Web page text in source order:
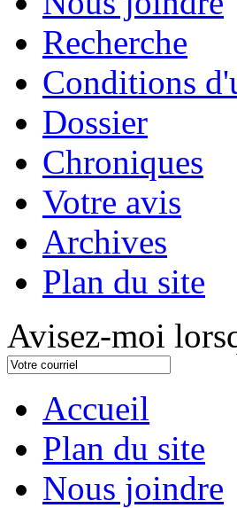
Recherche
Conditions
Dossier
Chroniques
Votre avis
Archives
Plan du site
Avisez-moi
Accueil
Plan du site
Nous joindre